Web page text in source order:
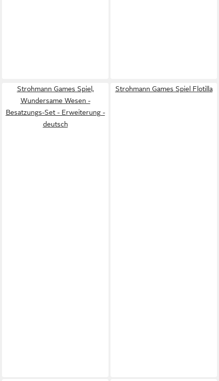
Strohmann Games Spiel,
Wundersame Wesen -
Besatzungs-Set - Erweiterung -
deutsch
Strohmann Games Spiel Flotilla